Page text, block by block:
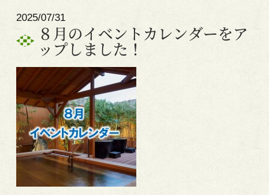
2025/07/31
８月のイベントカレンダーをア
ップしました！